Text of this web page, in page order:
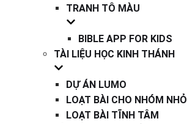
TRANH TÔ MÀU
BIBLE APP FOR KIDS
TÀI LIỆU HỌC KINH THÁNH
DỰ ÁN LUMO
LOẠT BÀI CHO NHÓM NHỎ
LOẠT BÀI TĨNH TÂM